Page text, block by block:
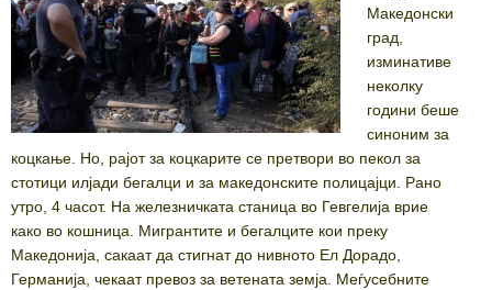
Македонски
град,
изминативе
неколку
години беше
синоним за
коцкање. Но, рајот за коцкарите се претвори во пекол за
стотици илјади бегалци и за македонските полицајци. Рано
утро, 4 часот. На железничката станица во Гевгелија врие
како во кошница. Мигрантите и бегалците кои преку
Македонија, сакаат да стигнат до нивното Ел Дорадо,
Германија, чекаат превоз за ветената земја. Меѓусебните